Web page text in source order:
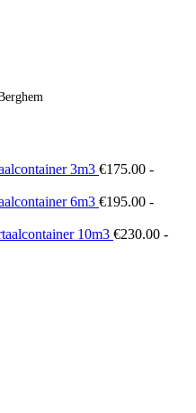
3m3 €175.00 -
6m3 €195.00 -
10m3 €230.00 -